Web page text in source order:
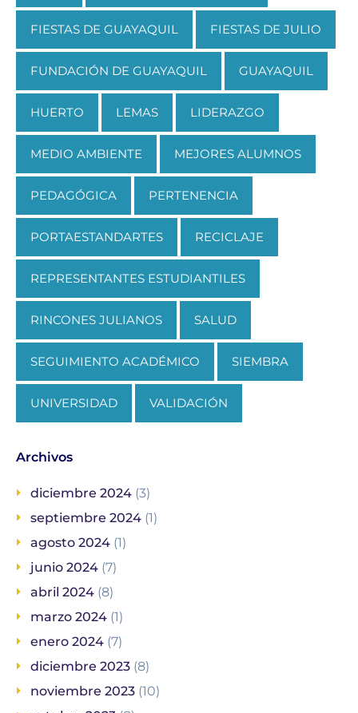
FIESTAS DE GUAYAQUIL FIESTAS DE JULIO
FUNDACIÓN DE GUAYAQUIL GUAYAQUIL
HUERTO LEMAS LIDERAZGO
MEDIO AMBIENTE MEJORES ALUMNOS
PEDAGÓGICA PERTENENCIA
PORTAESTANDARTES RECICLAJE
REPRESENTANTES ESTUDIANTILES
RINCONES JULIANOS SALUD
SEGUIMIENTO ACADÉMICO SIEMBRA
UNIVERSIDAD VALIDACIÓN
Archivos
diciembre 2024 (3)
septiembre 2024 (1)
agosto 2024 (1)
junio 2024 (7)
abril 2024 (8)
marzo 2024 (1)
enero 2024 (7)
diciembre 2023 (8)
noviembre 2023 (10)